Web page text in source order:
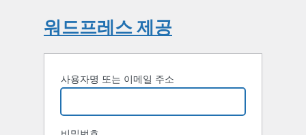
워드프레스 제공
사용자명 또는 이메일 주소